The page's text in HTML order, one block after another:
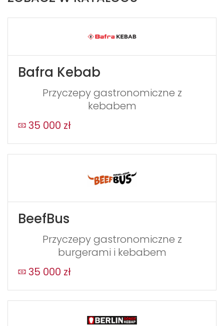
Bafra Kebab
Przyczepy gastronomiczne z
kebabem
35 000 zł
BeefBus
Przyczepy gastronomiczne z
burgerami i kebabem
35 000 zł